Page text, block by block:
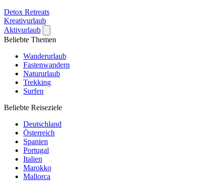
Detox Retreats
Kreativurlaub
Aktivurlaub
Beliebte Themen
Wanderurlaub
Fastenwandern
Natururlaub
Trekking
Surfen
Beliebte Reiseziele
Deutschland
Österreich
Spanien
Portugal
Italien
Marokko
Mallorca